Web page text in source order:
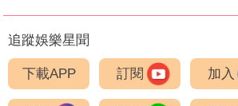
追蹤娛樂星聞
下載APP 訂閱 加入